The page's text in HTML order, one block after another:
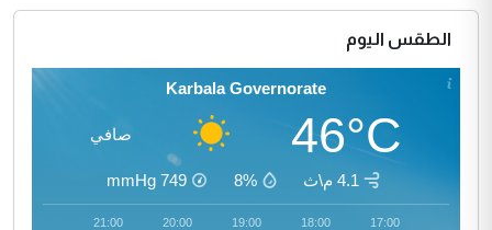
الطقس اليوم
Karbala Governorate
46°C صافي
4.1 م\ث 8%
749
mmHg
17:00
18:00
19:00
20:00
21:00